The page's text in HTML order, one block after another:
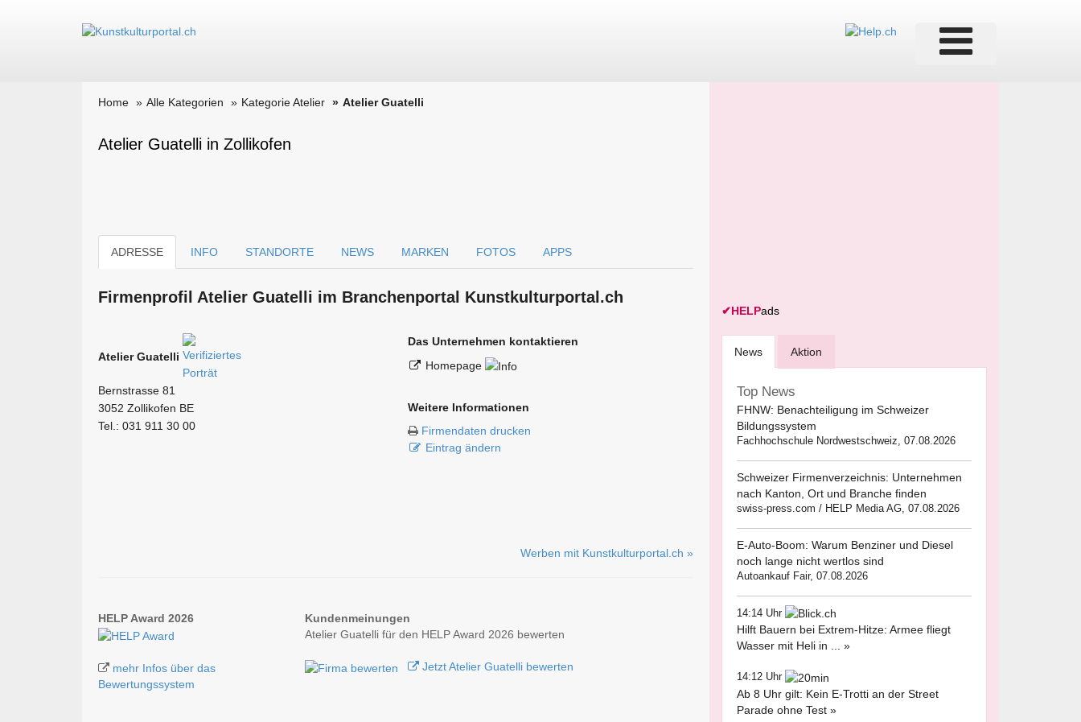
Home Alle Kategorien Kategorie Atelier Atelier Guatelli
Atelier Guatelli in Zollikofen
ADRESSE INFO STANDORTE NEWS MARKEN FOTOS APPS
Firmen­profil Atelier Guatelli im Branchen­portal Kunstkulturportal.ch
Atelier Guatelli
Bernstrasse 81
3052 Zollikofen BE
Tel.: 031 911 30 00
Das Unternehmen kontaktieren
Homepage
Weitere Informationen
Firmendaten drucken
Eintrag ändern
Werben mit Kunstkulturportal.ch »
HELP Award 2026
mehr Infos über das
Bewertungssystem
Kundenmeinungen
Atelier Guatelli für den HELP Award 2026 bewerten
Jetzt Atelier Guatelli bewerten
✔HELPads
News Aktion
Top News
FHNW: Benachteiligung im Schweizer
Bildungssystem
Fachhochschule Nordwestschweiz, 07.08.2026
Schweizer Firmenverzeichnis: Unternehmen
nach Kanton, Ort und Branche finden
swiss-press.com / HELP Media AG, 07.08.2026
E-Auto-Boom: Warum Benziner und Diesel
noch lange nicht wertlos sind
Autoankauf Fair, 07.08.2026
14:14 Uhr
Hilft Bauern bei Extrem-Hitze: Armee fliegt
Wasser mit Heli in ... »
14:12 Uhr
Ab 8 Uhr gilt: Kein E-Trotti an der Street
Parade ohne Test »